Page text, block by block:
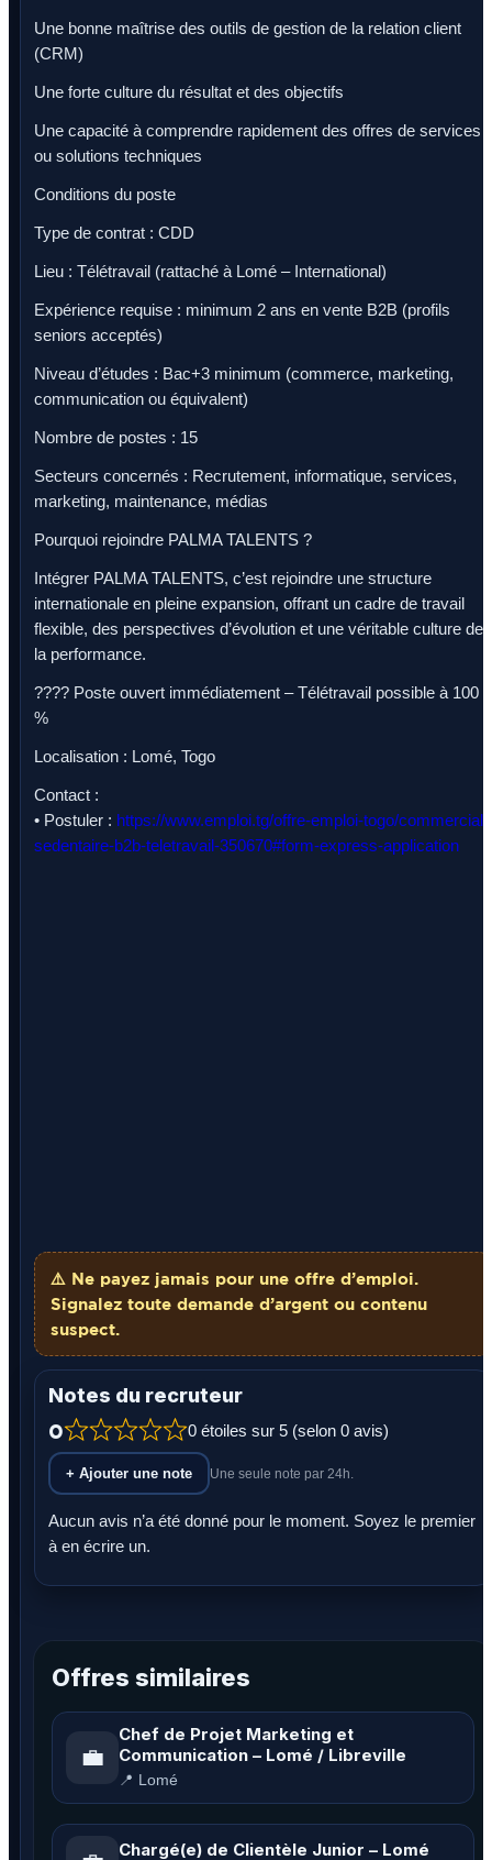
Une bonne maîtrise des outils de gestion de la relation client
(CRM)
Une forte culture du résultat et des objectifs
Une capacité à comprendre rapidement des offres de services
ou solutions techniques
Conditions du poste
Type de contrat : CDD
Lieu : Télétravail (rattaché à Lomé – International)
Expérience requise : minimum 2 ans en vente B2B (profils
seniors acceptés)
Niveau d’études : Bac+3 minimum (commerce, marketing,
communication ou équivalent)
Nombre de postes : 15
Secteurs concernés : Recrutement, informatique, services,
marketing, maintenance, médias
Pourquoi rejoindre PALMA TALENTS ?
Intégrer PALMA TALENTS, c’est rejoindre une structure
internationale en pleine expansion, offrant un cadre de travail
flexible, des perspectives d’évolution et une véritable culture de
la performance.
???? Poste ouvert immédiatement – Télétravail possible à 100
%
Localisation : Lomé, Togo
Contact :
• Postuler : https://www.emploi.tg/offre-emploi-togo/commercial-
sedentaire-b2b-teletravail-350670#form-express-application
⚠️ Ne payez jamais pour une offre d’emploi.
Signalez toute demande d’argent ou contenu
suspect.
Notes du recruteur
0 0 étoiles sur 5 (selon 0 avis)
+ Ajouter une note Une seule note par 24h.
Aucun avis n’a été donné pour le moment. Soyez le premier
à en écrire un.
Offres similaires
💼
Chef de Projet Marketing et
Communication – Lomé / Libreville
📍 Lomé
Chargé(e) de Clientèle Junior – Lomé